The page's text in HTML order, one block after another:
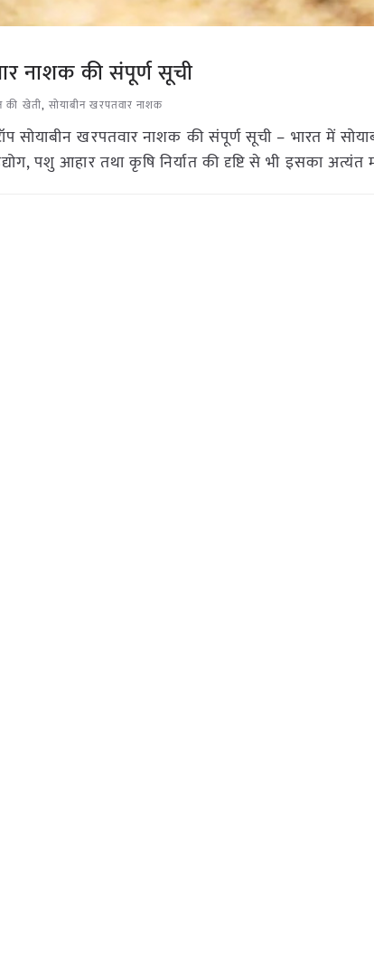
नाशक की संपूर्ण सूची
की खेती, सोयाबीन खरपतवार नाशक
सोयाबीन खरपतवार नाशक की संपूर्ण सूची – भारत में
पशु आहार तथा कृषि निर्यात की दृष्टि से भी इसका अत्यंत